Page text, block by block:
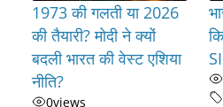
1973 की गलती या 2026
की तैयारी? मोदी ने क्यों
बदली भारत की वेस्ट एशिया
नीति?
0views